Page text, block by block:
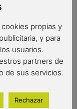
varillas
cookies propias y
y para
usuarios.
partners de
de sus servicios.
Rechazar